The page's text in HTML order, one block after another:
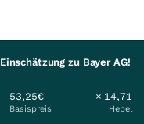
zu Bayer AG!
53,25€
Basispreis
× 14,71
Hebel